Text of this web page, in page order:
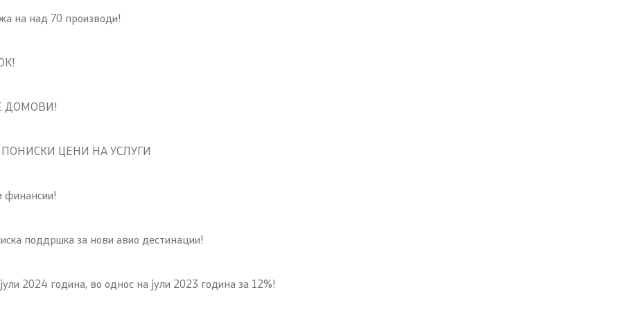
над 70 производи!
ДОМОВИ!
за ПОНИСКИ ЦЕНИ НА УСЛУГИ
поддршка за нови авио дестинации!
година, во однос на јули 2023 година за 12%!